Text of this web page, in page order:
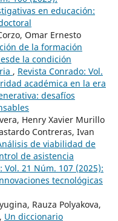
en educación:
Omar Ernesto
de la formación
la condición
, Revista Conrado: Vol.
académica en la era
desafíos
Henry Xavier Murillo
Contreras, Ivan
de viabilidad de
de asistencia
Vol. 21 Núm. 107 (2025):
tecnológicas
Rauza Polyakova,
Un diccionario